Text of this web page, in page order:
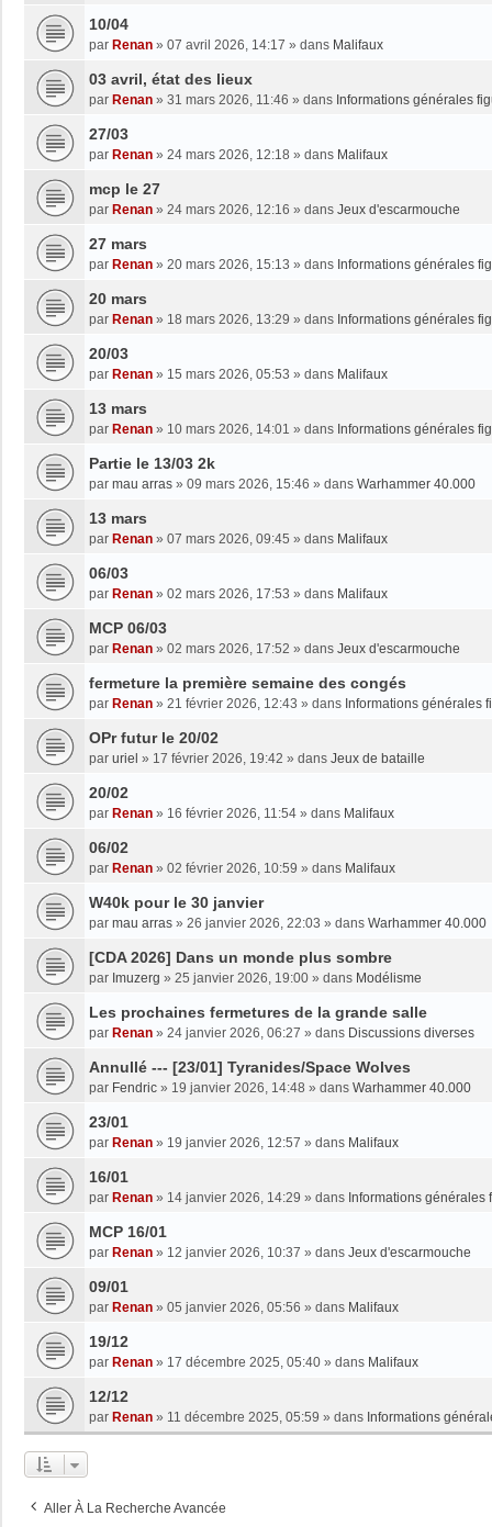
10/04
par Renan » 07 avril 2026, 14:17 » dans Malifaux
03 avril, état des lieux
par Renan » 31 mars 2026, 11:46 » dans Informations générales
27/03
par Renan » 24 mars 2026, 12:18 » dans Malifaux
mcp le 27
par Renan » 24 mars 2026, 12:16 » dans Jeux d'escarmouche
27 mars
par Renan » 20 mars 2026, 15:13 » dans Informations générales
20 mars
par Renan » 18 mars 2026, 13:29 » dans Informations générales
20/03
par Renan » 15 mars 2026, 05:53 » dans Malifaux
13 mars
par Renan » 10 mars 2026, 14:01 » dans Informations générales
Partie le 13/03 2k
par mau arras » 09 mars 2026, 15:46 » dans Warhammer 40.000
13 mars
par Renan » 07 mars 2026, 09:45 » dans Malifaux
06/03
par Renan » 02 mars 2026, 17:53 » dans Malifaux
MCP 06/03
par Renan » 02 mars 2026, 17:52 » dans Jeux d'escarmouche
fermeture la première semaine des congés
par Renan » 21 février 2026, 12:43 » dans Informations générales
OPr futur le 20/02
par uriel » 17 février 2026, 19:42 » dans Jeux de bataille
20/02
par Renan » 16 février 2026, 11:54 » dans Malifaux
06/02
par Renan » 02 février 2026, 10:59 » dans Malifaux
W40k pour le 30 janvier
par mau arras » 26 janvier 2026, 22:03 » dans Warhammer 40.000
[CDA 2026] Dans un monde plus sombre
par Imuzerg » 25 janvier 2026, 19:00 » dans Modélisme
Les prochaines fermetures de la grande salle
par Renan » 24 janvier 2026, 06:27 » dans Discussions diverses
Annullé --- [23/01] Tyranides/Space Wolves
par Fendric » 19 janvier 2026, 14:48 » dans Warhammer 40.000
23/01
par Renan » 19 janvier 2026, 12:57 » dans Malifaux
16/01
par Renan » 14 janvier 2026, 14:29 » dans Informations générales
MCP 16/01
par Renan » 12 janvier 2026, 10:37 » dans Jeux d'escarmouche
09/01
par Renan » 05 janvier 2026, 05:56 » dans Malifaux
19/12
par Renan » 17 décembre 2025, 05:40 » dans Malifaux
12/12
par Renan » 11 décembre 2025, 05:59 » dans Informations
Aller À La Recherche Avancée